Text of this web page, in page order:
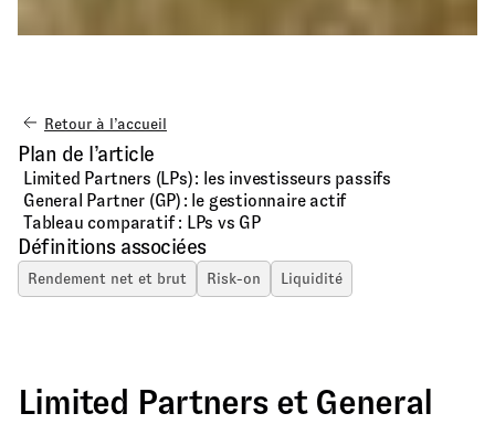
Retour à l’accueil
Plan de l’article
Limited Partners (LPs) : les investisseurs passifs
General Partner (GP) : le gestionnaire actif
Tableau comparatif : LPs vs GP
Définitions associées
Rendement net et brut Risk-on Liquidité
Limited Partners et General